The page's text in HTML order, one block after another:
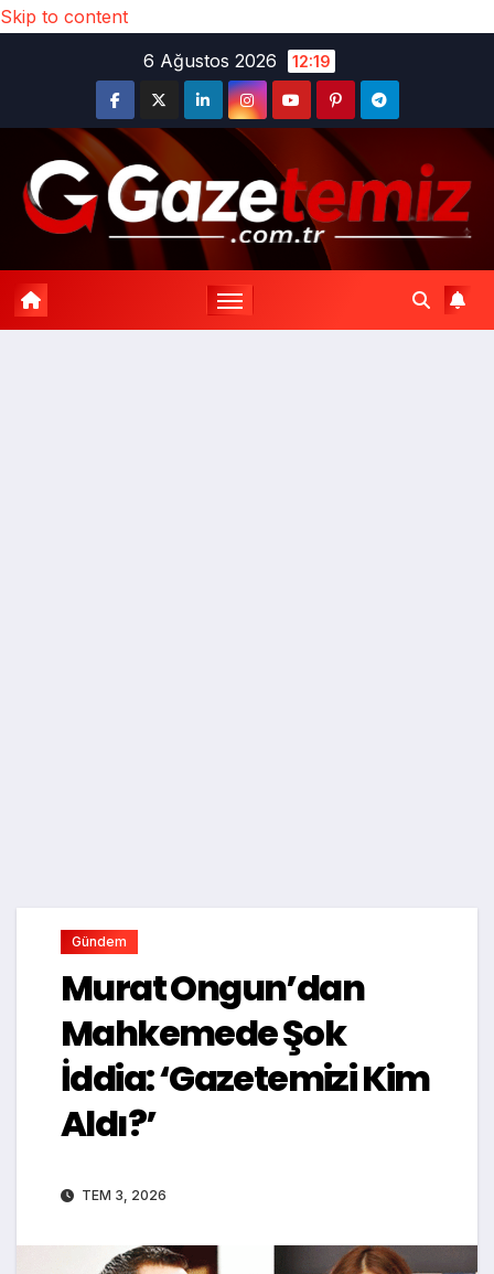
Skip to content
6 Ağustos 2026
12:19
Gündem
Murat Ongun’dan
Mahkemede Şok
İddia: ‘Gazetemizi Kim
Aldı?’
TEM 3, 2026